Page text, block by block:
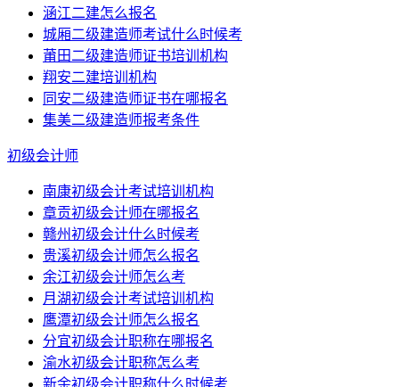
涵江二建怎么报名
城厢二级建造师考试什么时候考
莆田二级建造师证书培训机构
翔安二建培训机构
同安二级建造师证书在哪报名
集美二级建造师报考条件
初级会计师
南康初级会计考试培训机构
章贡初级会计师在哪报名
赣州初级会计什么时候考
贵溪初级会计师怎么报名
余江初级会计师怎么考
月湖初级会计考试培训机构
鹰潭初级会计师怎么报名
分宜初级会计职称在哪报名
渝水初级会计职称怎么考
新余初级会计职称什么时候考